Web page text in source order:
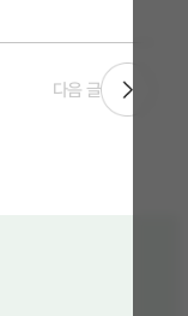
다음 글